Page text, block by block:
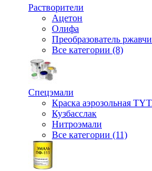
Растворители
Ацетон
Олифа
Преобразователь
Все категории (8)
Спецэмали
Краска аэрозольная
Кузбасслак
Нитроэмали
Все категории (11)